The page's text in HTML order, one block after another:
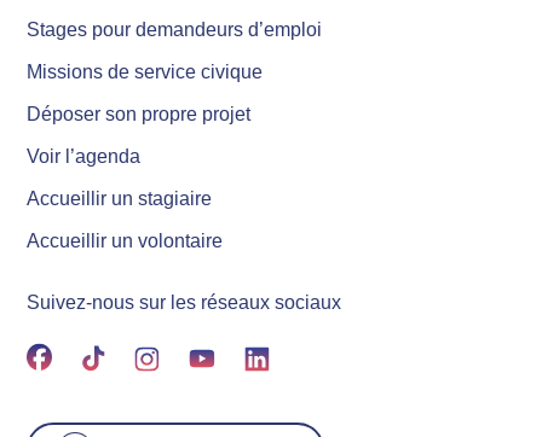
Stages pour demandeurs d’emploi
Missions de service civique
Déposer son propre projet
Voir l’agenda
Accueillir un stagiaire
Accueillir un volontaire
Suivez-nous sur les réseaux sociaux